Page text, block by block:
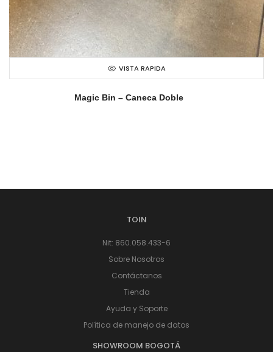
VISTA RAPIDA
Magic Bin – Caneca Doble
TOIN
Nit: 860.058.433-6
Sobre Nosotros
Contáctanos
Tienda
Ayuda y Soporte
Política de manejo de datos
SHOWROOM BOGOTÁ